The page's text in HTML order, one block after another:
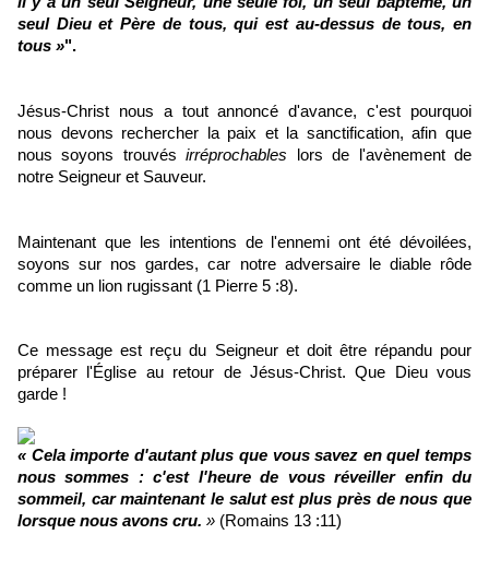
seul Dieu et Père de tous, qui est au-dessus de tous, en
tous »".
Jésus-Christ nous a tout annoncé d'avance, c'est pourquoi
nous devons rechercher la paix et la sanctification, afin que
nous soyons trouvésirréprochables lors de l'avènement de
notre Seigneur et Sauveur.
Maintenant que les intentions de l'ennemi ont été dévoilées,
soyons sur nos gardes, car notre adversaire le diable rôde
comme un lion rugissant (1 Pierre 5 :8).
Ce message est reçu du Seigneur et doit être répandu pour
préparer l'Église au retour de Jésus-Christ. Que Dieu vous
garde !
« Cela importe d'autant plus que vous savez en quel temps
nous sommes : c'est l'heure de vous réveiller enfin du
sommeil, car maintenant le salut est plus près de nous que
lorsque nous avons cru. » (Romains 13 :11)